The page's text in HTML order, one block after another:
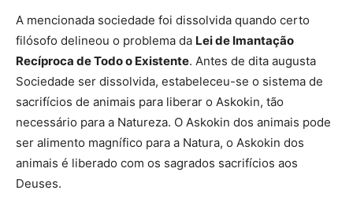
A mencionada sociedade foi dissolvida quando certo
filósofo delineou o problema da Lei de Imantação
Recíproca de Todo o Existente. Antes de dita augusta
Sociedade ser dissolvida, estabeleceu-se o sistema de
sacrifícios de animais para liberar o Askokin, tão
necessário para a Natureza. O Askokin dos animais pode
ser alimento magnífico para a Natura, o Askokin dos
animais é liberado com os sagrados sacrifícios aos
Deuses.